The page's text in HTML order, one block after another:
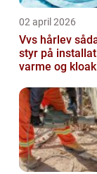
02 april 2026
Vvs hårlev sådan får du
styr på
varme og kloak